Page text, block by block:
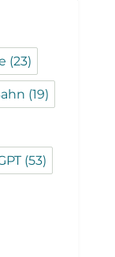
(23)
(19)
(53)